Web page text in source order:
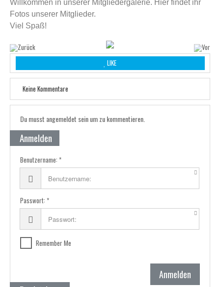
Willkommen in unserer Mitgliedergalerie. Hier findet ihr
Fotos unserer Mitglieder.
Viel Spaß!
LIKE
Keine Kommentare
Du musst angemeldet sein um zu kommentieren.
Anmelden
Benutzername:
Passwort:
Remember Me
Anmelden